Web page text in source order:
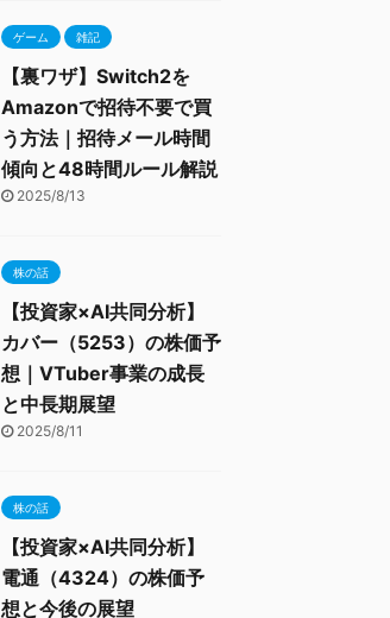
ゲーム 雑記
【裏ワザ】Switch2を
Amazonで招待不要で買
う方法｜招待メール時間
傾向と48時間ルール解説
2025/8/13
株の話
【投資家×AI共同分析】
カバー（5253）の株価予
想｜VTuber事業の成長
と中長期展望
2025/8/11
株の話
【投資家×AI共同分析】
電通（4324）の株価予
想と今後の展望